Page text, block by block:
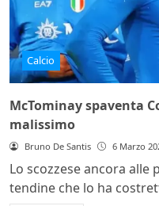
Calcio
McTominay spaventa
malissimo
Bruno De Santis 6 Marzo
Lo scozzese ancora alle
tendine che lo ha